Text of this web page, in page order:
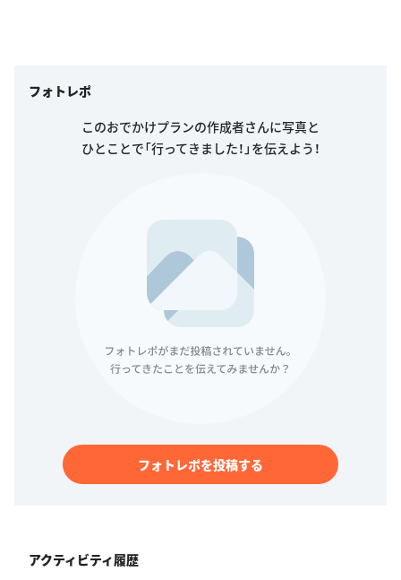
フォトレポ
このおでかけプランの作成者さんに写真と
ひとことで「行ってきました！」を伝えよう！
フォトレポを投稿する
アクティビティ履歴